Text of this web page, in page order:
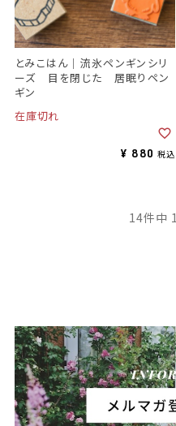
とみこはん｜流氷ペンギンシリ
ーズ 目を閉じた 居眠りペン
ギン
在庫切れ
¥ 880 税込
14件中 1